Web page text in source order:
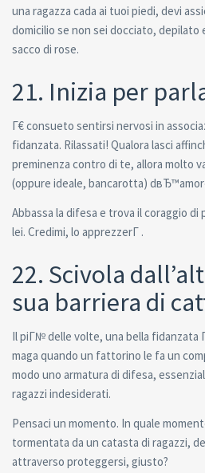
una ragazza cada ai tuoi piedi, devi
domicilio se non sei docciato, depilato
sacco di rose.
21. Inizia per
Г€ consueto sentirsi nervosi in
fidanzata. Rilassati! Qualora lasci
preminenza contro di te, allora molto
(oppure ideale, bancarotta)
Abbassa la difesa e trova il coraggio
lei. Credimi, lo apprezzerГ .
22. Scivola
sua barriera di
Il piГ№ delle volte, una bella fidanzata
maga quando un fattorino le fa un
modo uno armatura di difesa,
ragazzi indesiderati.
Pensaci un momento. In quale
tormentata da un catasta di ragazzi,
attraverso proteggersi, giusto?